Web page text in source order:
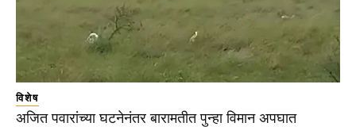
विशेष
अजित पवारांच्या घटनेनंतर बारामतीत पुन्हा विमान अपघात